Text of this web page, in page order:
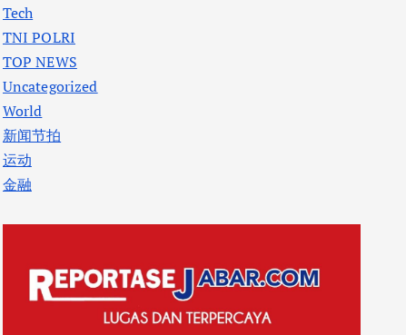
Tech
TNI POLRI
TOP NEWS
Uncategorized
World
新闻节拍
运动
金融